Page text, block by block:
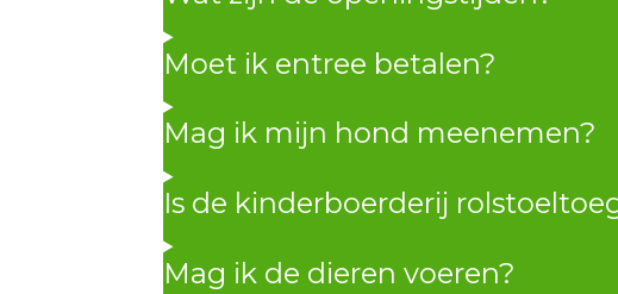
Moet ik entree betalen?
Mag ik mijn hond meenemen?
Is de kinderboerderij
Mag ik de dieren voeren?